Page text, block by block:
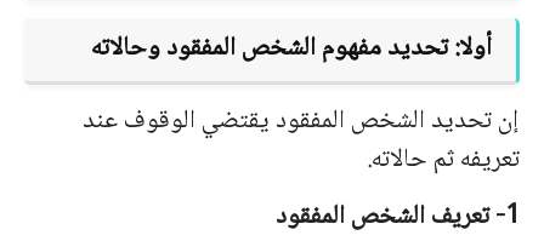
أولا: تحديد مفهوم الشخص المفقود وحالاته
إن تحديد الشخص المفقود يقتضي الوقوف عند
تعريفه ثم حالاته.
1- تعريف الشخص المفقود